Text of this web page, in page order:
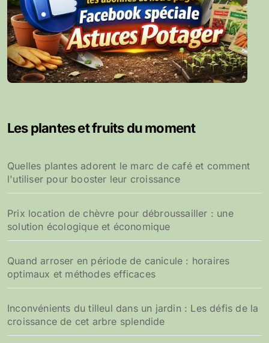
Les plantes et fruits du moment
Quelles plantes adorent le marc de café et comment
l'utiliser pour booster leur croissance
Prix location de chèvre pour débroussailler : une
solution écologique et économique
Quand arroser en période de canicule : horaires
optimaux et méthodes efficaces
Inconvénients du tilleul dans un jardin : Les défis de la
croissance de cet arbre splendide